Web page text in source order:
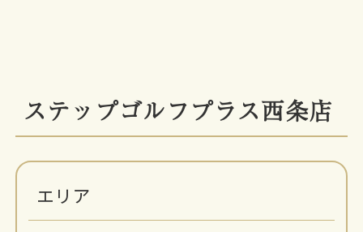
ステップゴルフプラス西条店
エリア